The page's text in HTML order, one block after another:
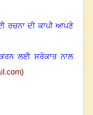
ਰਚਨਾ ਦੀ ਕਾਪੀ ਆਪਣੇ
ਲਈ ਸਰੋਕਾਰ ਨਾਲ
)